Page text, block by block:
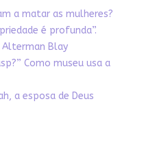
a matar as mulheres?
é profunda”.
Alterman Blay
Como museu usa a
a esposa de Deus